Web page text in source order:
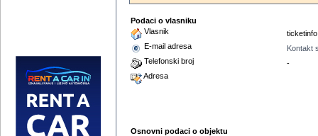
Podaci o vlasniku
Vlasnik
ticketinfo
E-mail adresa
Kontakt
Telefonski broj
-
Adresa
Osnovni podaci o objektu